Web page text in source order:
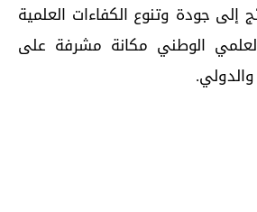
إلى جودة وتنوع الكفاءات العلمية
الوطني مكانة مشرفة على